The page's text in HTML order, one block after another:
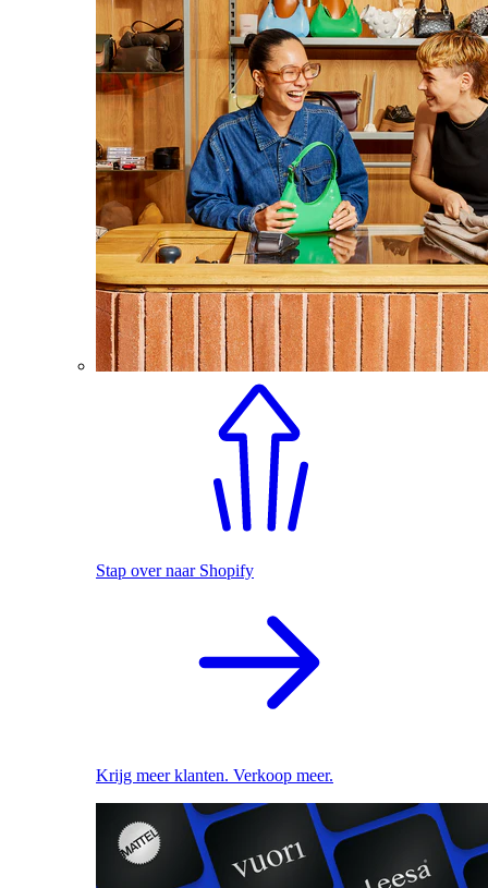
Stap over naar Shopify
Krijg meer klanten. Verkoop meer.